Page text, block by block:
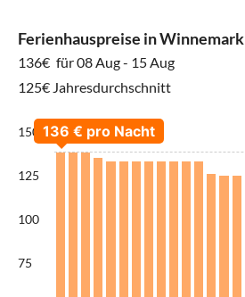
Ferienhauspreise in Winnemark
136€ für 08 Aug - 15 Aug
125€ Jahresdurchschnitt
150
125
100
75